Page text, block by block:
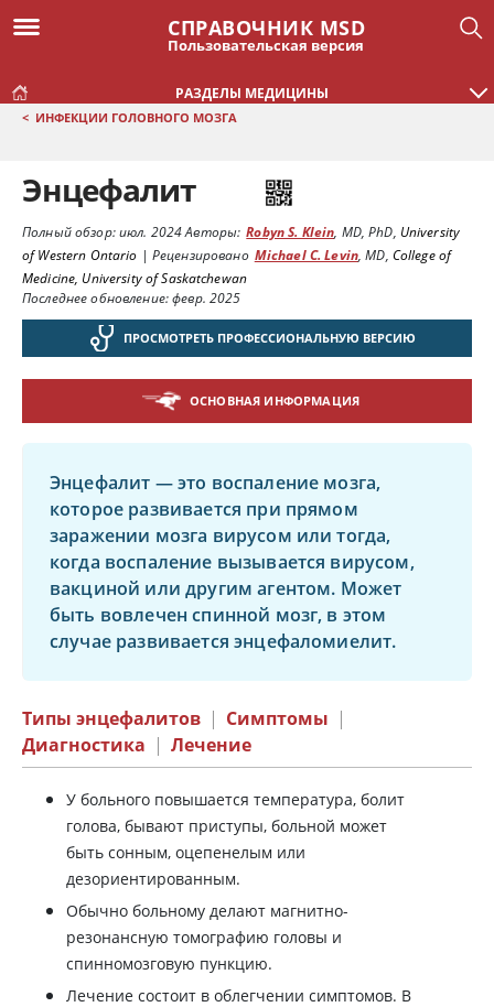
СПРАВОЧНИК MSD
Пользовательская версия
РАЗДЕЛЫ МЕДИЦИНЫ
< ИНФЕКЦИИ ГОЛОВНОГО МОЗГА
Энцефалит
Полный обзор:июл. 2024Авторы: Robyn S. Klein, MD, PhD, University
of Western Ontario | Рецензировано Michael C. Levin,MD, College of
Medicine, University of Saskatchewan
Последнее обновление: февр. 2025
ПРОСМОТРЕТЬ ПРОФЕССИОНАЛЬНУЮ ВЕРСИЮ
ОСНОВНАЯ ИНФОРМАЦИЯ
Энцефалит — это воспаление мозга,
которое развивается при прямом
заражении мозга вирусом или тогда,
когда воспаление вызывается вирусом,
вакциной или другим агентом. Может
быть вовлечен спинной мозг, в этом
случае развивается энцефаломиелит.
Типы энцефалитов | Симптомы |
Диагностика | Лечение
У больного повышается температура, болит
голова, бывают приступы, больной может
быть сонным, оцепенелым или
дезориентированным.
Обычно больному делают магнитно-
резонансную томографию головы и
спинномозговую пункцию.
Лечение состоит в облегчении симптомов. В